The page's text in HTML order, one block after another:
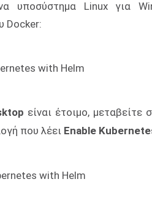
υποσύστημα Linux για
Docker:
είναι έτοιμο, μεταβείτε
που λέει Enable